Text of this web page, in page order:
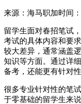
来源：海马职加时间
留学生面对春招笔试
考试的具体内容和要
较大差异，通常涵盖
知识等方面。通过详
备考，还能更有针对
很多专业针对性的笔
于零基础的留学生来